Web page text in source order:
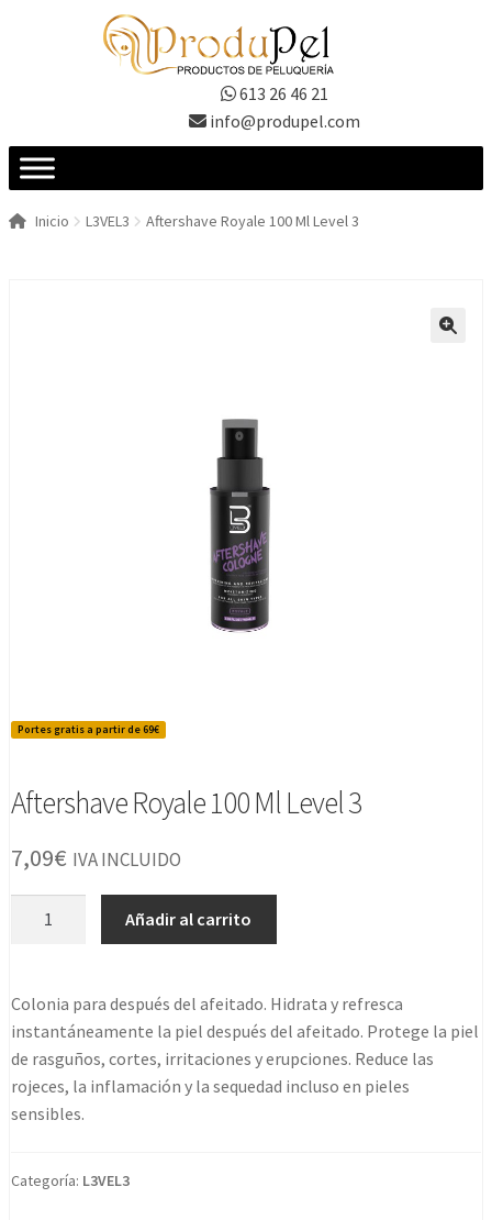
613 26 46 21
info@produpel.com
Inicio L3VEL3 Aftershave Royale 100 Ml Level 3
Portes gratis a partir de 69€
Aftershave Royale 100 Ml Level 3
7,09€ IVA INCLUIDO
Level
3
cantidad
Añadir al carrito
Colonia para después del afeitado. Hidrata y refresca
instantáneamente la piel después del afeitado. Protege la piel
de rasguños, cortes, irritaciones y erupciones. Reduce las
rojeces, la inflamación y la sequedad incluso en pieles
sensibles.
Categoría: L3VEL3